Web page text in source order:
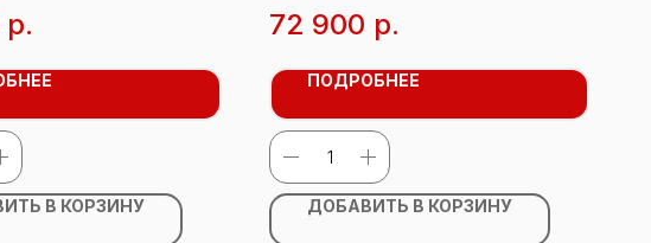
р.
В КОРЗИНУ
72 900 р.
ПОДРОБНЕЕ
ДОБАВИТЬ В КОРЗИНУ